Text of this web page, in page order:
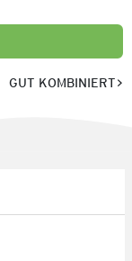
GUT KOMBINIERT